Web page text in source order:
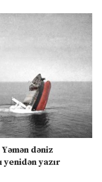
dəniz
yenidən yazır